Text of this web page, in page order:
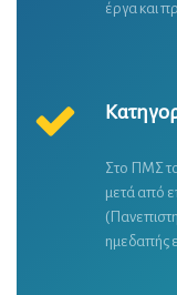
Σπουδών,
Στο ΠΜΣ
μετά από